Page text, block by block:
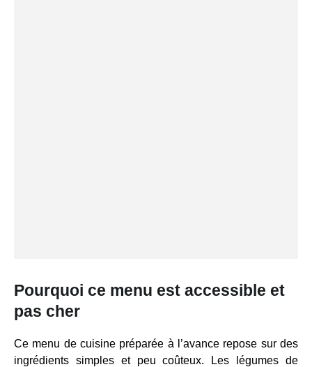
Pourquoi ce menu est accessible et
pas cher
Ce menu de cuisine préparée à l’avance repose sur des
ingrédients simples et peu coûteux. Les légumes de